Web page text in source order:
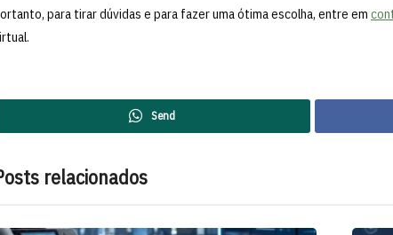
para tirar dúvidas e para fazer uma ótima escolha, entre em
Send
relacionados